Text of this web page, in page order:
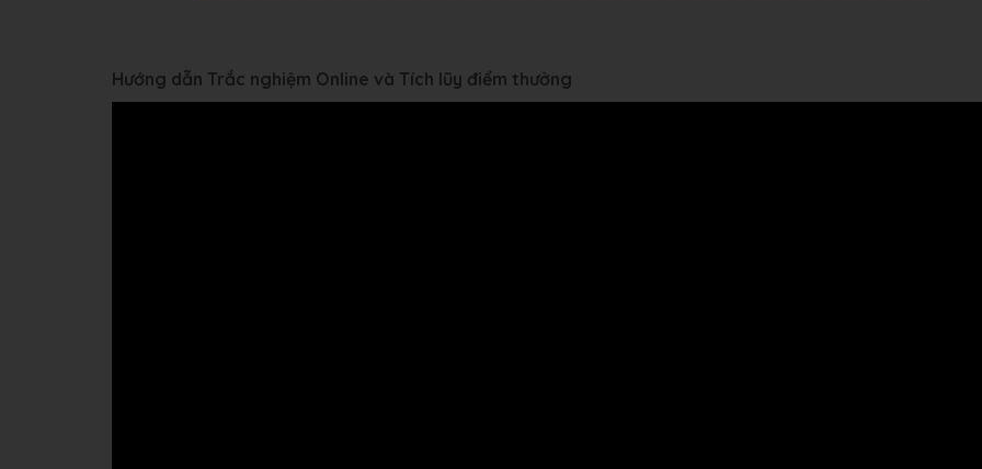
Hướng dẫn Trắc nghiệm Online và Tích lũy điểm thưởng